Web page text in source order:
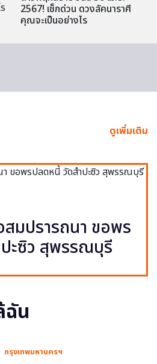
2567! เช็กด่วน ดวงลัคนาราศี
คุณจะเป็นอย่างไร
ดูเพิ่มเติม
มปรารถนา ขอพร
ะซิว สุพรรณบุรี
ฉัน
กรุงเทพมหานครฯ